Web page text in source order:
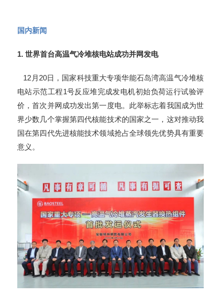
国内新闻
1. 世界首台高温气冷堆核电站成功并网发电
12月20日，国家科技重大专项华能石岛湾高温气冷堆核
电站示范工程1号反应堆完成发电机初始负荷运行试验评
价，首次并网成功发出第一度电。此举标志着我国成为世
界少数几个掌握第四代核能技术的国家之一，这对推动我
国在第四代先进核能技术领域抢占全球领先优势具有重要
意义。